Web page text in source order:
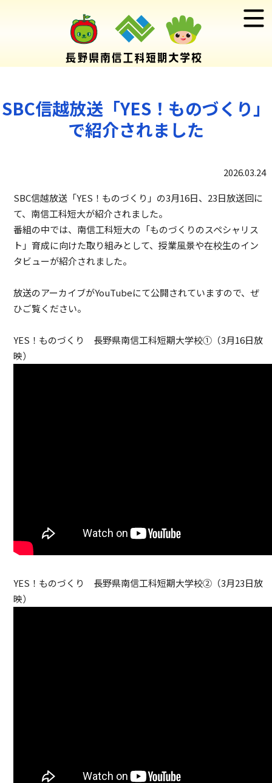
SBC信越放送「YES！ものづくり」
で紹介されました
2026.03.24
SBC信越放送「YES！ものづくり」の3月16日、23日放送回に
て、南信工科短大が紹介されました。
番組の中では、南信工科短大の「ものづくりのスペシャリス
ト」育成に向けた取り組みとして、授業風景や在校生のイン
タビューが紹介されました。
放送のアーカイブがYouTubeにて公開されていますので、ぜ
ひご覧ください。
YES！ものづくり 長野県南信工科短期大学校①（3月16日放
映）
YES！ものづくり 長野県南信工科短期大学校②（3月23日放
映）